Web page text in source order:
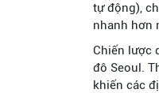
tự động),
nhanh hơn
Chiến lược
đô Seoul.
khiến các